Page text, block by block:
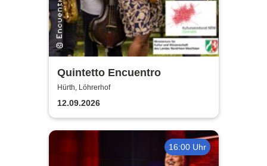
Quintetto Encuentro
Hürth, Löhrerhof
12.09.2026
16:00 Uhr